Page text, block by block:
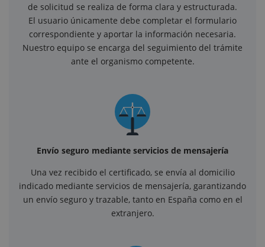
de solicitud se realiza de forma clara y estructurada.
El usuario únicamente debe completar el formulario
correspondiente y aportar la información necesaria.
Nuestro equipo se encarga del seguimiento del trámite
ante el organismo competente.
Envío seguro mediante servicios de mensajería
Una vez recibido el certificado, se envía al domicilio
indicado mediante servicios de mensajería, garantizando
un envío seguro y trazable, tanto en España como en el
extranjero.